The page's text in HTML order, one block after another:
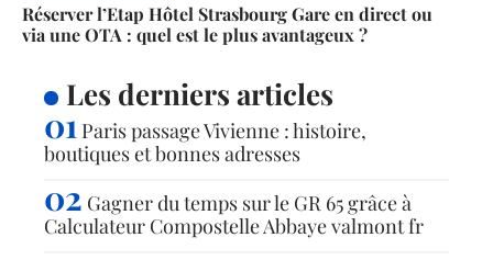
Réserver l’Etap Hôtel Strasbourg Gare en direct ou
via une OTA : quel est le plus avantageux ?
Les derniers articles
Paris passage Vivienne : histoire,
boutiques et bonnes adresses
Gagner du temps sur le GR 65 grâce à
Calculateur Compostelle Abbaye valmont fr